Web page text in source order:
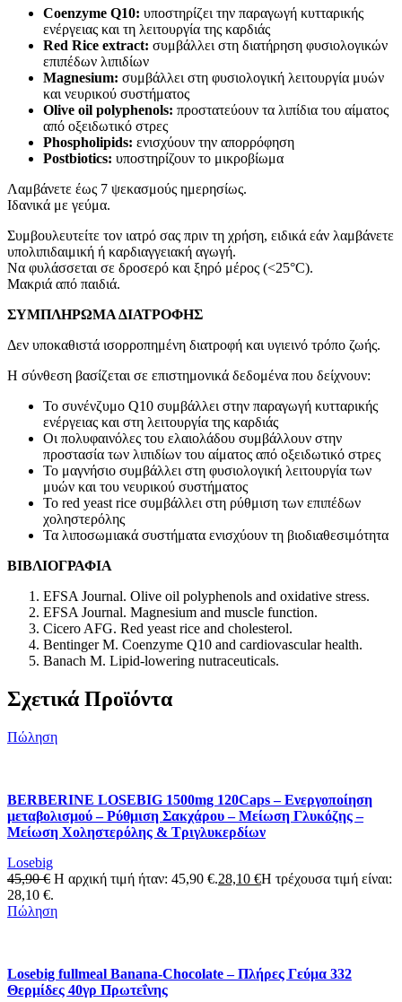
Coenzyme Q10: υποστηρίζει την παραγωγή κυτταρικής
ενέργειας και τη λειτουργία της καρδιάς
Red Rice extract: συμβάλλει στη διατήρηση φυσιολογικών
επιπέδων λιπιδίων
Magnesium: συμβάλλει στη φυσιολογική λειτουργία μυών
και νευρικού συστήματος
Olive oil polyphenols: προστατεύουν τα λιπίδια του αίματος
από οξειδωτικό στρες
Phospholipids: ενισχύουν την απορρόφηση
Postbiotics: υποστηρίζουν το μικροβίωμα
Λαμβάνετε έως 7 ψεκασμούς ημερησίως.
Ιδανικά με γεύμα.
Συμβουλευτείτε τον ιατρό σας πριν τη χρήση, ειδικά εάν λαμβάνετε
υπολιπιδαιμική ή καρδιαγγειακή αγωγή.
Να φυλάσσεται σε δροσερό και ξηρό μέρος (<25°C).
Μακριά από παιδιά.
ΣΥΜΠΛΗΡΩΜΑ ΔΙΑΤΡΟΦΗΣ
Δεν υποκαθιστά ισορροπημένη διατροφή και υγιεινό τρόπο ζωής.
Η σύνθεση βασίζεται σε επιστημονικά δεδομένα που δείχνουν:
Το συνένζυμο Q10 συμβάλλει στην παραγωγή κυτταρικής
ενέργειας και στη λειτουργία της καρδιάς
Οι πολυφαινόλες του ελαιολάδου συμβάλλουν στην
προστασία των λιπιδίων του αίματος από οξειδωτικό στρες
Το μαγνήσιο συμβάλλει στη φυσιολογική λειτουργία των
μυών και του νευρικού συστήματος
Το red yeast rice συμβάλλει στη ρύθμιση των επιπέδων
χοληστερόλης
Τα λιποσωμιακά συστήματα ενισχύουν τη βιοδιαθεσιμότητα
ΒΙΒΛΙΟΓΡΑΦΙΑ
EFSA Journal. Olive oil polyphenols and oxidative stress.
EFSA Journal. Magnesium and muscle function.
Cicero AFG. Red yeast rice and cholesterol.
Bentinger M. Coenzyme Q10 and cardiovascular health.
Banach M. Lipid-lowering nutraceuticals.
Σχετικά Προϊόντα
Πώληση
BERBERINE LOSEBIG 1500mg 120Caps – Ενεργοποίηση
μεταβολισμού – Ρύθμιση Σακχάρου – Μείωση Γλυκόζης –
Μείωση Χοληστερόλης & Τριγλυκερδίων
Losebig
45,90€ Η αρχική τιμή ήταν: 45,90 €.28,10 €Η τρέχουσα τιμή είναι:
28,10 €.
Πώληση
Losebig fullmeal Banana-Chocolate – Πλήρες Γεύμα 332
Θερμίδες 40γρ Πρωτεΐνης